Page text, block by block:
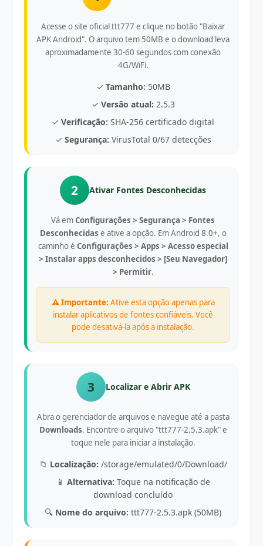
Acesse o site oficial ttt777 e clique no botão "Baixar
APK Android". O arquivo tem 50MB e o download leva
aproximadamente 30-60 segundos com conexão
4G/WiFi.
✓ Tamanho: 50MB
✓ Versão atual: 2.5.3
✓ Verificação: SHA-256 certificado digital
✓ Segurança: VirusTotal 0/67 detecções
2 Ativar Fontes Desconhecidas
Vá emConfigurações > Segurança > Fontes
Desconhecidas e ative a opção. Em Android 8.0+, o
caminho é Configurações > Apps > Acesso especial
> Instalar apps desconhecidos > [Seu Navegador]
> Permitir.
⚠️ Importante: Ative esta opção apenas para
instalar aplicativos de fontes confiáveis. Você
pode desativá-la após a instalação.
3 Localizar e Abrir APK
Abra o gerenciador de arquivos e navegue até a pasta
Downloads. Encontre o arquivo "ttt777-2.5.3.apk" e
toque nele para iniciar a instalação.
📁 Localização: /storage/emulated/0/Download/
📱 Alternativa: Toque na notificação de
download concluído
🔍 Nome do arquivo: ttt777-2.5.3.apk (50MB)